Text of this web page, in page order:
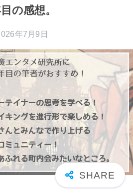
の感想。
年7月9日